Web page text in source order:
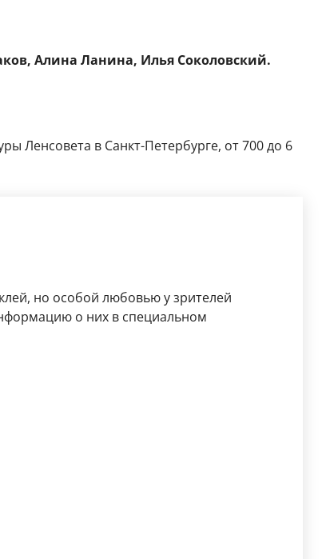
Алина Ланина, Илья Соколовский.
Ленсовета в Санкт-Петербурге, от 700 до 6
но особой любовью у зрителей
о них в специальном